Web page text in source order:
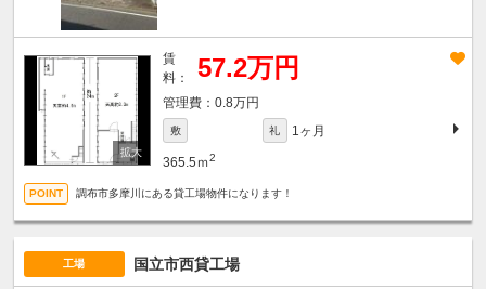
賃
料：
57.2万円
0.8万円
敷 礼 1ヶ月
365.5ｍ2
調布市多摩川にある貸工場物件になります！
工場 国立市西貸工場